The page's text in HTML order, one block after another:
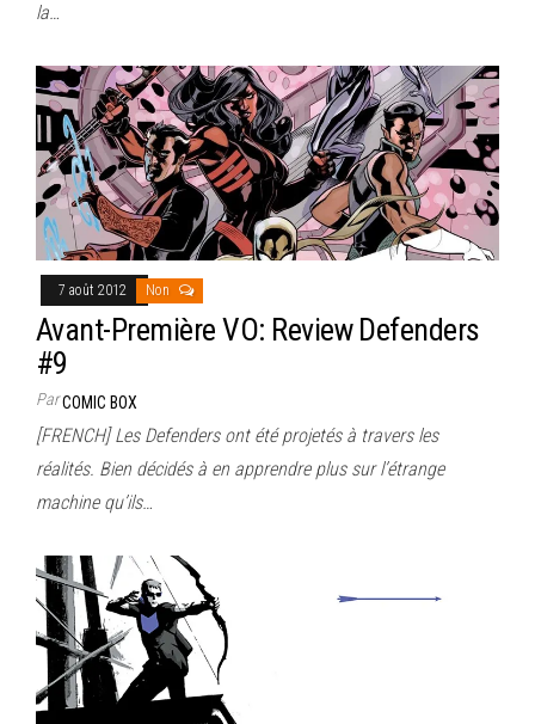
la…
7 août 2012 Non
Avant-Première VO: Review Defenders
#9
ParCOMIC BOX
[FRENCH] Les Defenders ont été projetés à travers les
réalités. Bien décidés à en apprendre plus sur l’étrange
machine qu’ils…